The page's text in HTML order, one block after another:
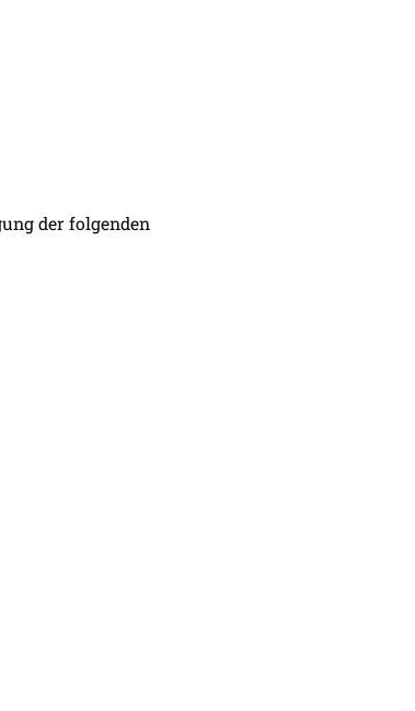
der folgenden